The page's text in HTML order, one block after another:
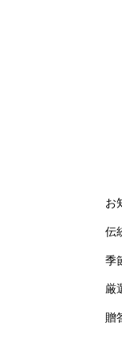
お
伝
季
厳
贈